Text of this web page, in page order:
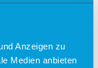
Anzeigen zu
Medien anbieten